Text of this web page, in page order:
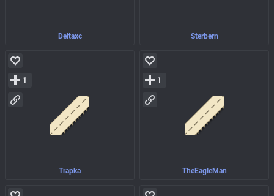
Deltaxc Sterbern
Trapka
1
TheEagleMan
1